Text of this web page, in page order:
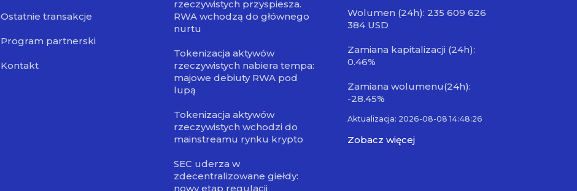
Ostatnie transakcje
Program partnerski
Kontakt
rzeczywistych przyspiesza.
RWA wchodzą do głównego
nurtu
Tokenizacja aktywów
rzeczywistych nabiera tempa:
majowe debiuty RWA pod
lupą
Tokenizacja aktywów
rzeczywistych wchodzi do
mainstreamu rynku krypto
SEC uderza w
zdecentralizowane giełdy:
nowy etap regulacji
Wolumen (24h): 235 609 626
384 USD
Zamiana kapitalizacji (24h):
0.46%
Zamiana wolumenu(24h):
-28.45%
Aktualizacja: 2026-08-08 14:48:26
Zobacz więcej